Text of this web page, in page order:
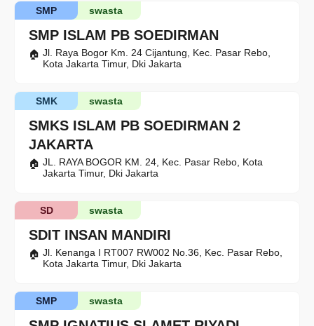
SMP ISLAM PB SOEDIRMAN
swasta
SMP
Jl. Raya Bogor Km. 24 Cijantung, Kec. Pasar Rebo,
Kota Jakarta Timur, Dki Jakarta
SMKS ISLAM PB SOEDIRMAN 2
JAKARTA
swasta
SMK
JL. RAYA BOGOR KM. 24, Kec. Pasar Rebo, Kota
Jakarta Timur, Dki Jakarta
SDIT INSAN MANDIRI
swasta
SD
Jl. Kenanga I RT007 RW002 No.36, Kec. Pasar Rebo,
Kota Jakarta Timur, Dki Jakarta
swasta
SMP